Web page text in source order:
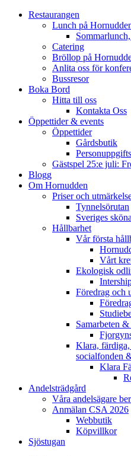
Restaurangen
Lunch på
Catering
Bröllop på
Anlita oss för
Bussresor
Boka Bord
Hitta till oss
Kontakta Oss
Öppettider & events
Öppettider
Gårdsbutik
Gästspel 25:e juli:
Blogg
Om Hornudden
Priser och
Tynnelsörutan
Sveriges
Hållbarhet
Vår första
Vårt
Ekologisk
Föredrag och
Samarbeten
Klara,
socialfonden
Klara
Andelsträdgård
Våra andelsägare
Anmälan CSA 2026
Webbutik
Köpvillkor
Sjöstugan